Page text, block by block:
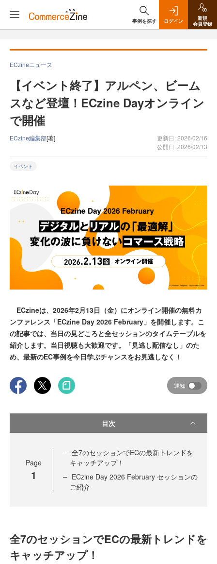
事例を探す ログイン
新規
会員登録
ECzineニュース
【イベント終了】アルペン、ビーム
スなど登壇！ECzine Dayオンライン
で開催
ECzine編集部[著]
更新日: 2026/02/16
公開日: 2026/02/13
イベント
ECzineは、2026年2月13日（金）にオンライン開催の無料カ
ンファレンス「ECzine Day 2026 February」を開催します。こ
の記事では、当日の見どころと全セッションのタイムテーブルを
紹介します。当日視聴も大歓迎です。「見逃し配信なし」のた
め、最新のEC事例を今日学ぶチャンスをお見逃しなく！
通知
目次
Page
1
全7のセッションでECの最新トレンドを
キャッチアップ！
ECzine Day 2026 February セッションの
ご紹介
全7のセッションでECの最新トレンドを
キャッチアップ！